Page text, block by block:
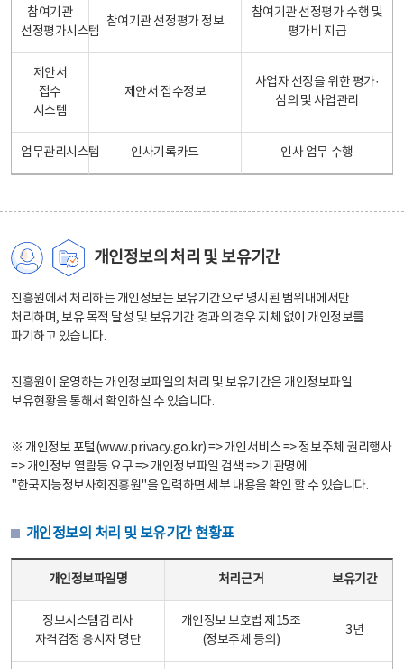
참여기관
선정평가시스템
참여기관 선정평가 정보
참여기관 선정평가 수행 및
평가비 지급
제안서
접수
시스템
제안서 접수정보
사업자 선정을 위한 평가·
심의 및 사업관리
업무관리시스템 인사기록카드 인사 업무 수행
개인정보의 처리 및 보유기간
진흥원에서 처리하는 개인정보는 보유기간으로 명시된 범위내에서만
처리하며, 보유 목적 달성 및 보유기간 경과의 경우 지체 없이 개인정보를
파기하고 있습니다.
진흥원이 운영하는 개인정보파일의 처리 및 보유기간은 개인정보파일
보유현황을 통해서 확인하실 수 있습니다.
※ 개인정보 포털(www.privacy.go.kr) => 개인서비스 => 정보주체 권리행사
=> 개인정보 열람등 요구 => 개인정보파일 검색 => 기관명에
"한국지능정보사회진흥원"을 입력하면 세부 내용을 확인 할 수 있습니다.
개인정보의 처리 및 보유기간 현황표
개인정보파일명 처리근거 보유기간
정보시스템감리사
자격검정 응시자 명단
개인정보 보호법 제15조
(정보주체 등의)
3년